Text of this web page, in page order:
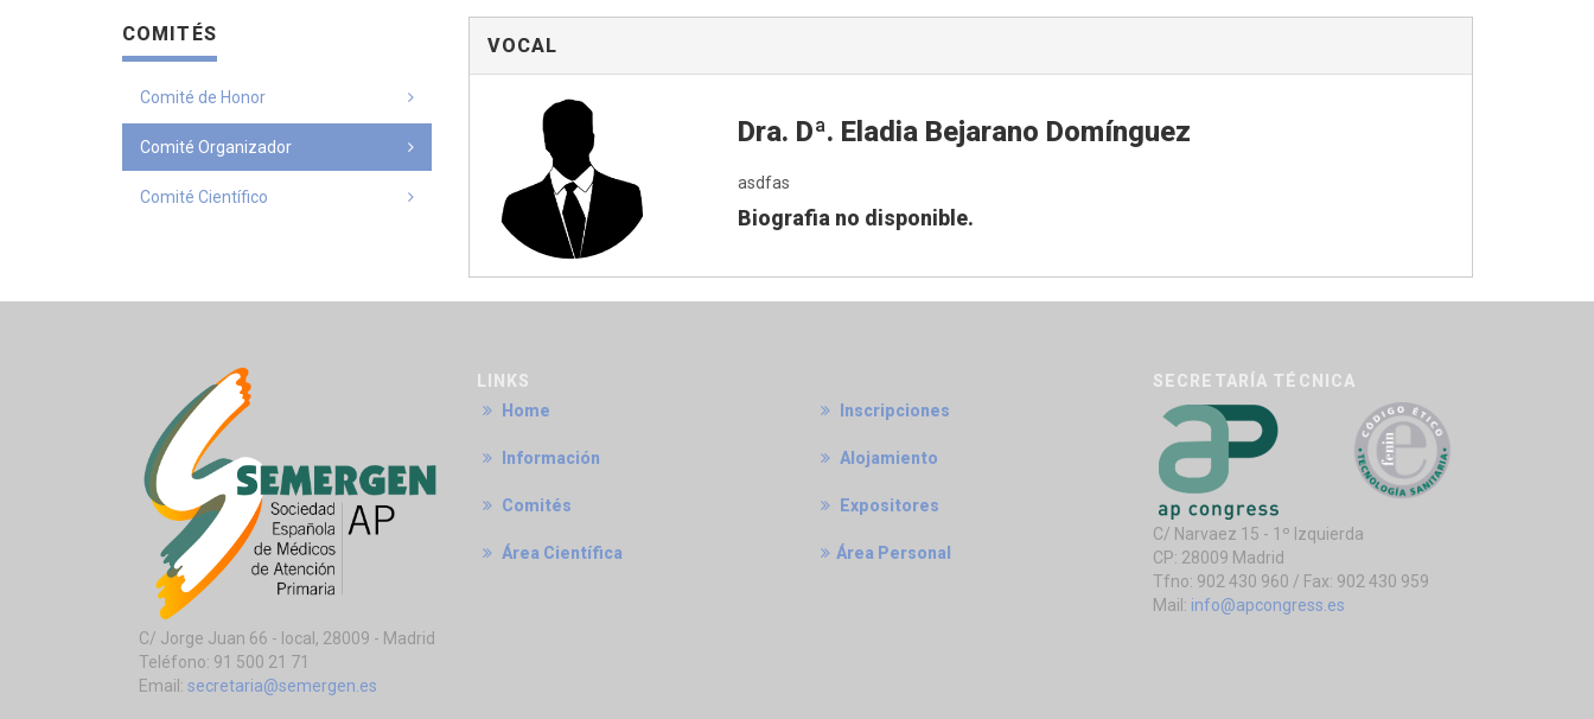
COMITÉS
Comité de Honor
Comité Organizador
Comité Científico
VOCAL
Dra. Dª. Eladia Bejarano Domínguez
asdfas
Biografia no disponible.
C/ Jorge Juan 66 - local, 28009 - Madrid
Teléfono: 91 500 21 71
Email: secretaria@semergen.es
LINKS
Home
Información
Comités
Área Científica
Inscripciones
Alojamiento
Expositores
Área Personal
SECRETARÍA TÉCNICA
C/ Narvaez 15 - 1º Izquierda
CP: 28009 Madrid
Tfno: 902 430 960 / Fax: 902 430 959
Mail: info@apcongress.es